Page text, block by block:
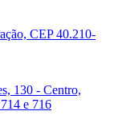
CEP 40.210-
130 - Centro,
e 716